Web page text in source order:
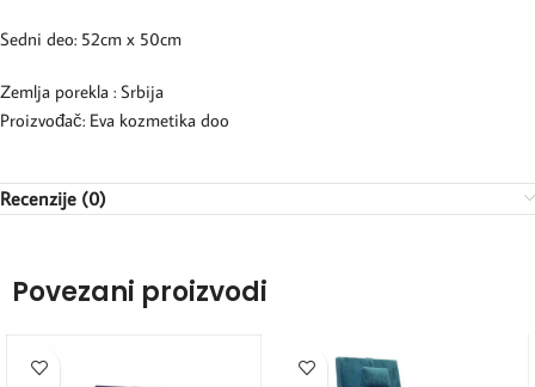
Sedni deo: 52cm x 50cm
Zemlja porekla : Srbija
Proizvođač: Eva kozmetika doo
Recenzije (0)
Povezani proizvodi